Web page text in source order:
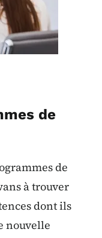
de
de
à trouver
dont ils
nouvelle